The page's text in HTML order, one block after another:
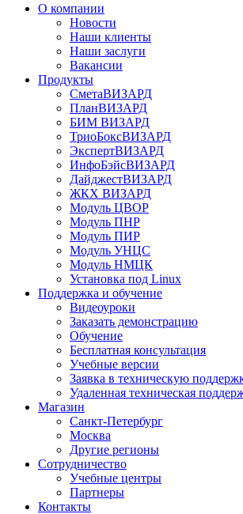
О компании
Новости
Наши клиенты
Наши заслуги
Вакансии
Продукты
СметаВИЗАРД
ПланВИЗАРД
БИМ ВИЗАРД
ТриоБоксВИЗАРД
ЭкспертВИЗАРД
ИнфоБэйсВИЗАРД
ДайджестВИЗАРД
ЖКХ ВИЗАРД
Модуль ЦВОР
Модуль ПНР
Модуль ПИР
Модуль УНЦС
Модуль НМЦК
Установка под Linux
Поддержка и обучение
Видеоуроки
Заказать демонстрацию
Обучение
Бесплатная консультация
Учебные версии
Заявка в техническую
Удаленная техническая
Магазин
Санкт-Петербург
Москва
Другие регионы
Сотрудничество
Учебные центры
Партнеры
Контакты